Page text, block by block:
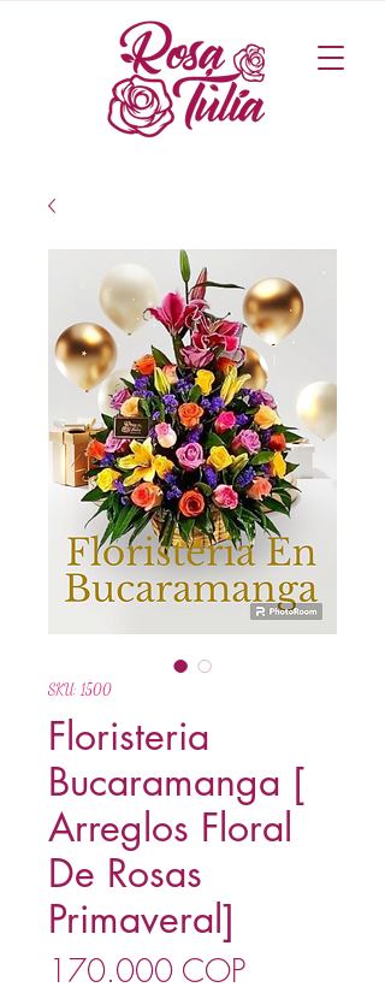
SKU: 1500
Floristeria
Bucaramanga [
Arreglos Floral
De Rosas
Primaveral]
170.000 COPPrecio